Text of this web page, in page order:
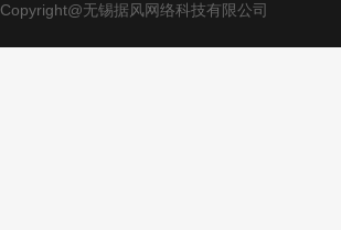
Copyright@无锡据风网络科技有限公司